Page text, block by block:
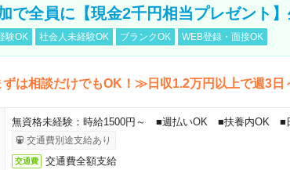
で全員に【現金2千円相当プレゼント
験OK 社会人未経験OK ブランクOK WEB登録・面接OK
は相談だけでもOK！≫日収1.2万円以上で週3日
無資格未経験：時給1500円～ ■週払いOK ■扶養内OK ■
交通費別途支給あり
交通費 交通費全額支給